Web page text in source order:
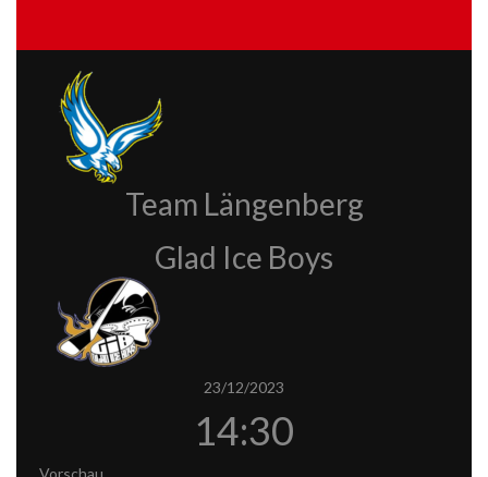
Team Längenberg
Glad Ice Boys
23/12/2023
14:30
Vorschau